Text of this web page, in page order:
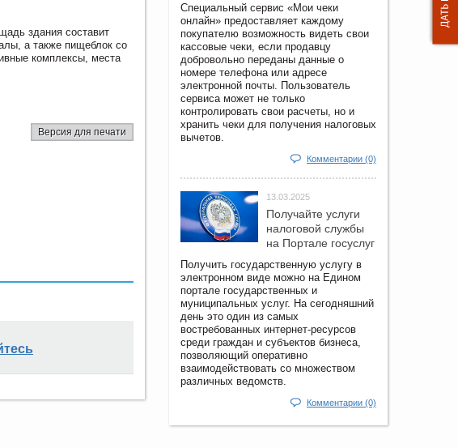
здания составит
а также пищеблок со
комплексы, места
Версия для печати
Специальный сервис «Мои чеки
онлайн» предоставляет каждому
покупателю возможность видеть свои
кассовые чеки, если продавцу
добровольно переданы данные о
номере телефона или адресе
электронной почты. Пользователь
сервиса может не только
контролировать свои расчеты, но и
хранить чеки для получения налоговых
вычетов.
Комментарии (0)
13.03.2025
Получайте услуги
налоговой службы
на Портале госyслуг
Получить государственную услугу в
электронном виде можно на Едином
портале государственных и
муниципальных услуг. На сегодняшний
день это один из самых
востребованных интернет-ресурсов
среди граждан и субъектов бизнеса,
позволяющий оперативно
взаимодействовать со множеством
различных ведомств.
Комментарии (0)